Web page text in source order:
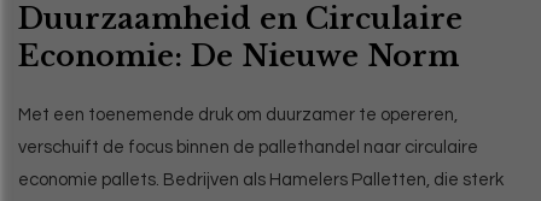
Duurzaamheid en Circulaire
Economie: De Nieuwe Norm
Met een toenemende druk om duurzamer te opereren,
verschuift de focus binnen de pallethandel naar circulaire
economie pallets. Bedrijven als Hamelers Palletten, die sterk